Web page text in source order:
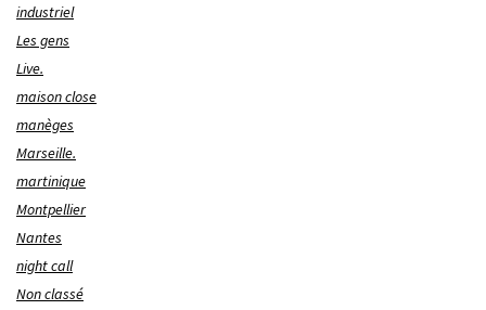
industriel
Les gens
Live.
maison close
manèges
Marseille.
martinique
Montpellier
Nantes
night call
Non classé